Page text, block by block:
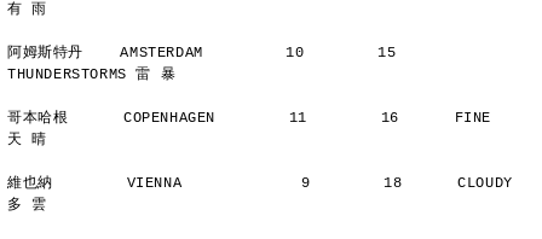
有 雨
阿姆斯特丹    AMSTERDAM         10        15
THUNDERSTORMS 雷 暴
哥本哈根      COPENHAGEN        11        16      FINE
天 晴
維也納        VIENNA             9        18      CLOUDY
多 雲